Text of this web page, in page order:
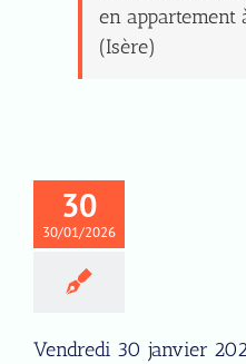
en appartement
(Isère)
30
30/01/2026
Vendredi 30 janvier